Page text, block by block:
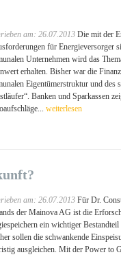
am: 26.07.2013Die mit der
für Energieversorger
Unternehmen wird das
erhalten. Bisher war die
Eigentümerstruktur und des
Banken und Sparkassen
weiterlesen
am: 26.07.2013Für Dr.
der Mainova AG ist die
ein wichtiger
sollen die schwankende
ausgleichen. Mit der Power to